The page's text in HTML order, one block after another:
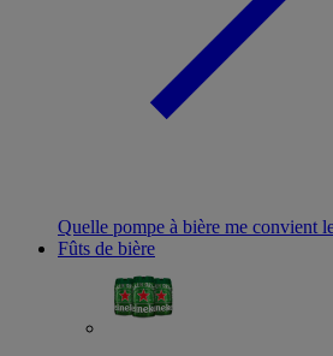
Quelle pompe à bière me convient
Fûts de bière